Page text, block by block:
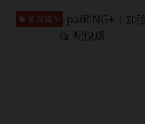
會員獨享